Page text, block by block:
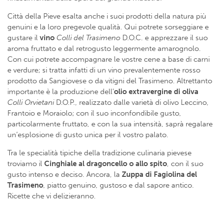
Città della Pieve esalta anche i suoi prodotti della natura più
genuini e la loro pregevole qualità. Qui potrete sorseggiare e
gustare il vino Colli del Trasimeno D.O.C. e apprezzare il suo
aroma fruttato e dal retrogusto leggermente amarognolo.
Con cui potrete accompagnare le vostre cene a base di carni
e verdure; si tratta infatti di un vino prevalentemente rosso
prodotto da Sangiovese o da vitigni del Trasimeno. Altrettanto
importante è la produzione dell’olio extravergine di oliva
Colli OrvietaniD.O.P., realizzato dalle varietà di olivo Leccino,
Frantoio e Moraiolo; con il suo inconfondibile gusto,
particolarmente fruttato, e con la sua intensità, saprà regalare
un’esplosione di gusto unica per il vostro palato.
Tra le specialità tipiche della tradizione culinaria pievese
troviamo il Cinghiale al dragoncello o allo spito , con il suo
gusto intenso e deciso. Ancora, la Zuppa di Fagiolina del
Trasimeno , piatto genuino, gustoso e dal sapore antico.
Ricette che vi delizieranno.